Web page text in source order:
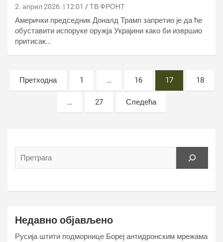
2. април 2026. | 12:01 ТВ ФРОНТ
Амерички председник Доналд Трамп запретио је да ће
обуставити испоруке оружја Украјини како би извршио
притисак…
Постс
пагинатион
Претходна 1 … 16 17 18
… 27 Следећа
Недавно објављено
Русија штити подморнице Бореј антидронским мрежама